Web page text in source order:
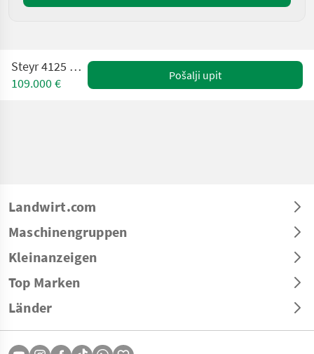
Steyr 4125 Profi CVT
109.000 €
Pošalji upit
Landwirt.com
Maschinengruppen
Kleinanzeigen
Top Marken
Länder